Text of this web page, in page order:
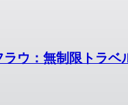
ウ：無制限トラベ